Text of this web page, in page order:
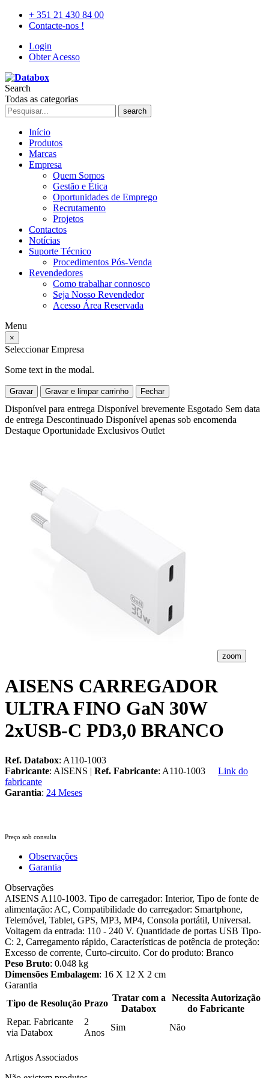
+ 351 21 430 84 00
Contacte-nos !
Login
Obter Acesso
Search
Todas as categorias
search
Início
Produtos
Marcas
Empresa
Quem Somos
Gestão e Ética
Oportunidades de Emprego
Recrutamento
Projetos
Contactos
Notícias
Suporte Técnico
Procedimentos Pós-Venda
Revendedores
Como trabalhar connosco
Seja Nosso Revendedor
Acesso Área Reservada
Menu
×
Seleccionar Empresa
Some text in the modal.
Gravar Gravar e limpar carrinho Fechar
Disponível para entrega Disponível brevemente Esgotado Sem data
de entrega Descontinuado Disponível apenas sob encomenda
Destaque Oportunidade Exclusivos Outlet
zoom
AISENS CARREGADOR
ULTRA FINO GaN 30W
2xUSB-C PD3,0 BRANCO
Ref. Databox: A110-1003
Fabricante: AISENS | Ref. Fabricante: A110-1003
Link do
fabricante
Garantia: 24 Meses
Preço sob consulta
Observações
Garantia
Observações
AISENS A110-1003. Tipo de carregador: Interior, Tipo de fonte de
alimentação: AC, Compatibilidade do carregador: Smartphone,
Telemóvel, Tablet, GPS, MP3, MP4, Consola portátil, Universal.
Voltagem da entrada: 110 - 240 V. Quantidade de portas USB Tipo-
C: 2, Carregamento rápido, Características de potência de proteção:
Excesso de corrente, Curto-circuito. Cor do produto: Branco
Peso Bruto: 0.048 kg
Dimensões Embalagem: 16 X 12 X 2 cm
Garantia
Tipo de Resolução Prazo
Tratar com a
Databox
Necessita Autorização
do Fabricante
Repar. Fabricante
via Databox
2
Anos
Sim Não
Artigos Associados